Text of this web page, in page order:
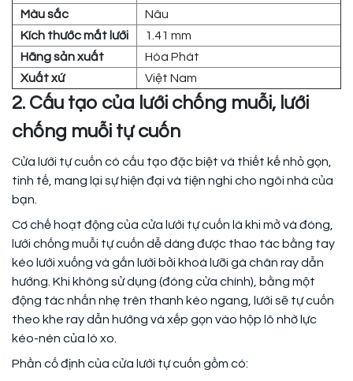
Màu sắc
Nâu
Kích thước mắt lưới
1.41 mm
Hãng sản xuất
Hòa Phát
Xuất xứ
Việt Nam
2. Cấu tạo của lưới chống muỗi, lưới
chống muỗi tự cuốn
Cửa lưới tự cuốn có cấu tạo đặc biệt và thiết kế nhỏ gọn,
tinh tế, mang lại sự hiện đại và tiện nghi cho ngôi nhà của
bạn.
Cơ chế hoạt động của cửa lưới tự cuốn là khi mở và đóng,
lưới chống muỗi tự cuốn dễ dàng được thao tác bằng tay
kéo lưới xuống và gắn lưới bởi khoá lưỡi gà chân ray dẫn
hướng. Khi không sử dụng (đóng cửa chính), bằng một
động tác nhấn nhẹ trên thanh kéo ngang, lưới sẽ tự cuốn
theo khe ray dẫn hướng và xếp gọn vào hộp lô nhờ lực
kéo-nén của lò xo.
Phần cố định của cửa lưới tự cuốn gồm có: